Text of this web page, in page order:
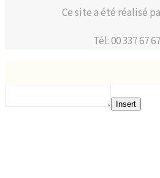
Ce site a été réalisé
Tél: 00 337 67
Insert